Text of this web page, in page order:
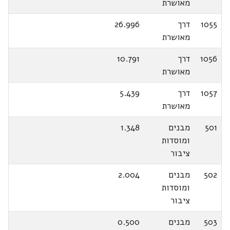
מאושרת
1055
דרך
מאושרת
26.996
1056
דרך
מאושרת
10.791
1057
דרך
מאושרת
5.439
501
מבנים
ומוסדות
ציבור
1.348
502
מבנים
ומוסדות
ציבור
2.004
503
מבנים
0.500